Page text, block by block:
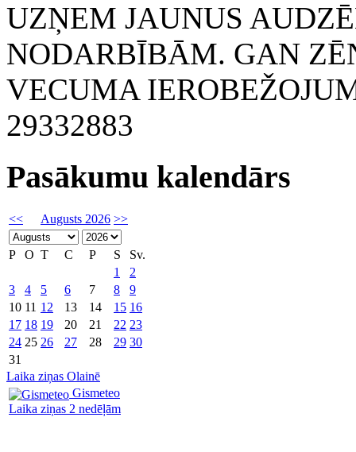
UZŅEM JAUNUS
NODARBĪBĀM. GAN
VECUMA
29332883
Pasākumu kalendārs
<< Augusts 2026 >>
P O T C P S
Sv.
1
2
3
4 5 6 7 8
9
10 11 12 13 14 15 16
17 18 19 20 21 22 23
24 25 26 27 28 29 30
31
Laika ziņas Olainē
Gismeteo
Laika ziņas 2 nedēļām